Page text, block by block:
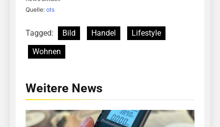
Quelle: ots
Tagged: Bild Handel
Lifestyle
Wohnen
Weitere News